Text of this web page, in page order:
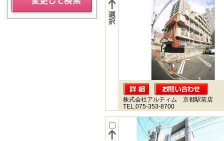
株式会社アルティム 京都駅前店
TEL.075-353-8700